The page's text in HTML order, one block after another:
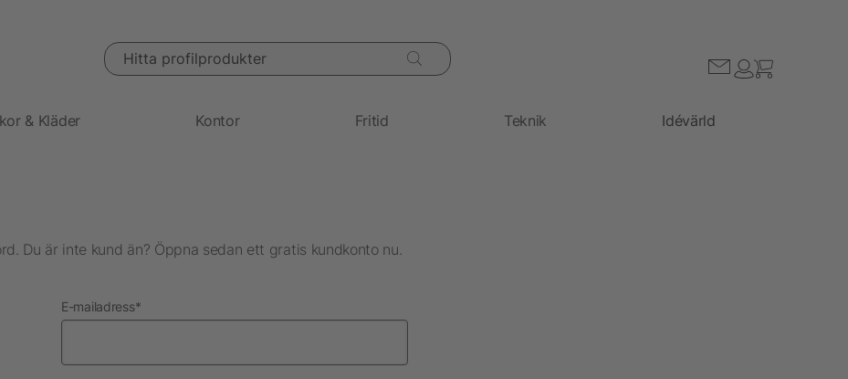
Hitta profilprodukter
& Kläder Kontor Fritid Teknik Idévärld
Du är inte kund än? Öppna sedan ett gratis kundkonto nu.
E-mailadressnödvändig
*